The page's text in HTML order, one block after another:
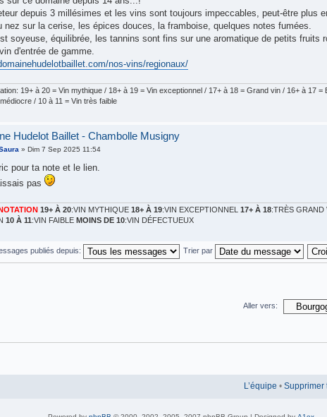
depuis 3 millésimes et les vins sont toujours impeccables, peut-être plus
nez sur la cerise, les épices douces, la framboise, quelques notes fumées.
soyeuse, équilibrée, les tannins sont fins sur une aromatique de petits
d'entrée de gamme.
nos-vins/regionaux/
19+ à 20 = Vin mythique / 18+ à 19 = Vin exceptionnel / 17+ à 18 = Grand vin / 16+ à 17
/ 10 à 11 = Vin très faible
Hudelot Baillet - Chambolle Musigny
» Dim 7 Sep 2025 11:54
pour ta note et le lien.
pas
19+ À 20:VIN MYTHIQUE 18+ À 19:VIN EXCEPTIONNEL 17+ À 18:TRÈS GRAND
10 À 11:VIN FAIBLE MOINS DE 10:VIN DÉFECTUEUX
publiés depuis: Trier par
Aller vers:
L’équipe • Supprimer